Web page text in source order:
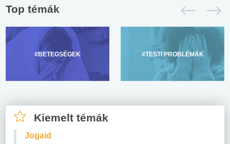
Top témák
#BETEGSÉGEK #TESTI PROBLÉMÁK
Kiemelt témák
Jogaid